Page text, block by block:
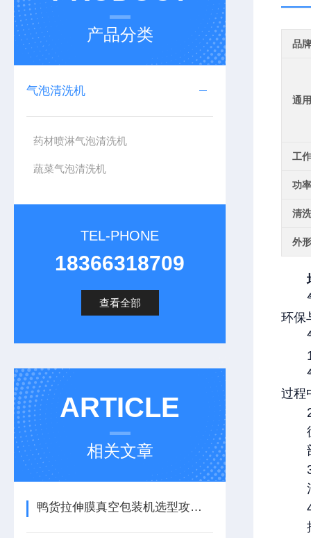
产品分类
气泡清洗机
药材喷淋气泡清洗机
蔬菜气泡清洗机
TEL-PHONE
18366318709
查看全部
ARTICLE
相关文章
鸭货拉伸膜真空包装机选型攻略：如何锁定卤味产线的“黄金搭档”
品牌
通
工
功率
清
外
环保
过程